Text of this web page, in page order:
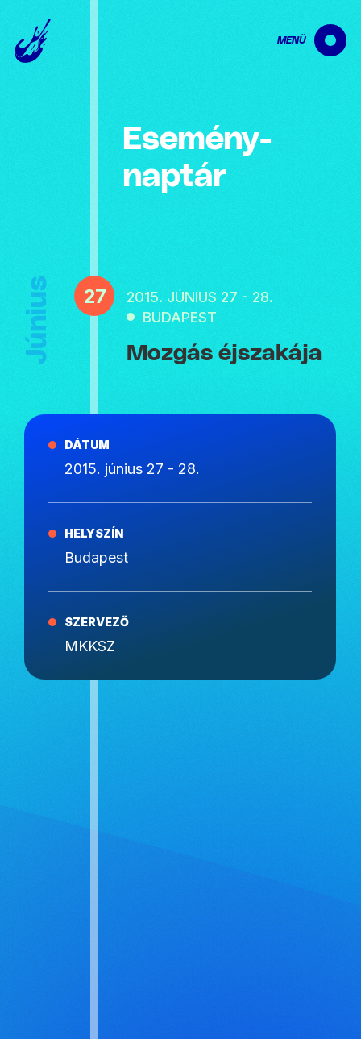
MENÜ
Esemény­
naptár
Június 27
2015. JÚNIUS 27 - 28.
BUDAPEST
Mozgás éjszakája
DÁTUM
2015. június 27 - 28.
HELYSZÍN
Budapest
SZERVEZŐ
MKKSZ